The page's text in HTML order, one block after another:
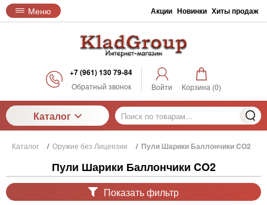
Меню Акции Новинки Хиты продаж
+7 (961) 130 79-84
Обратный звонок Войти Корзина (0)
Каталог
Каталог / Оружие без Лицензии / Пули Шарики Баллончики CO2
Пули Шарики Баллончики CO2
Показать фильтр